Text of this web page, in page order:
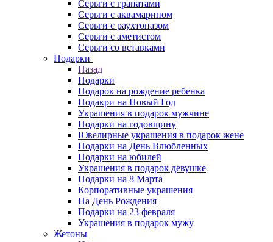
Серьги с гранатами
Серьги с аквамарином
Серьги с раухтопазом
Серьги с аметистом
Серьги со вставками
Подарки
Назад
Подарки
Подарок на рождение ребенка
Подакри на Новый Год
Украшения в подарок мужчине
Подарки на годовщину
Ювелирные украшения в подарок жене
Подарки на День Влюбленных
Подарки на юбилей
Украшения в подарок девушке
Подарки на 8 Марта
Корпоративные украшения
На День Рождения
Подарки на 23 февраля
Украшения в подарок мужу
Жетоны